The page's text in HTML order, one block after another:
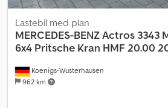
Koenigs-Wusterhausen
962 km
Lastebil med plan
MERCEDES-BENZActros 3343
6x4 Pritsche Kran HMF 20.00